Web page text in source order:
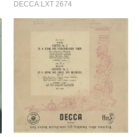
DECCA:LXT 2674